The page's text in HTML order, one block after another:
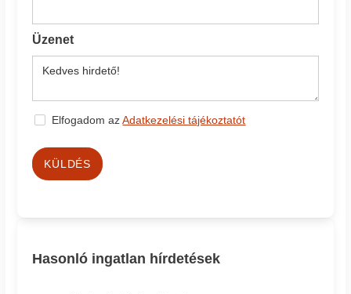
Üzenet
Elfogadom azAdatkezelési tájékoztatót
KÜLDÉS
Hasonló ingatlan hírdetések